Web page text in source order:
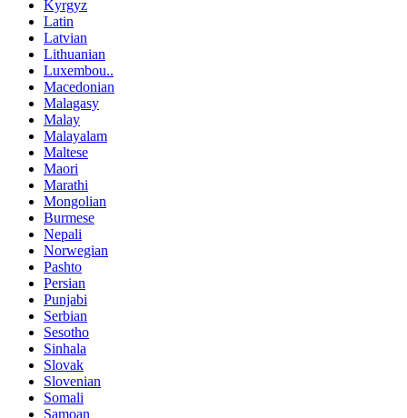
Kyrgyz
Latin
Latvian
Lithuanian
Luxembou..
Macedonian
Malagasy
Malay
Malayalam
Maltese
Maori
Marathi
Mongolian
Burmese
Nepali
Norwegian
Pashto
Persian
Punjabi
Serbian
Sesotho
Sinhala
Slovak
Slovenian
Somali
Samoan